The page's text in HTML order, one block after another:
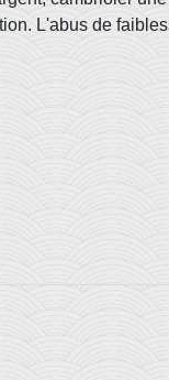
L'abus de